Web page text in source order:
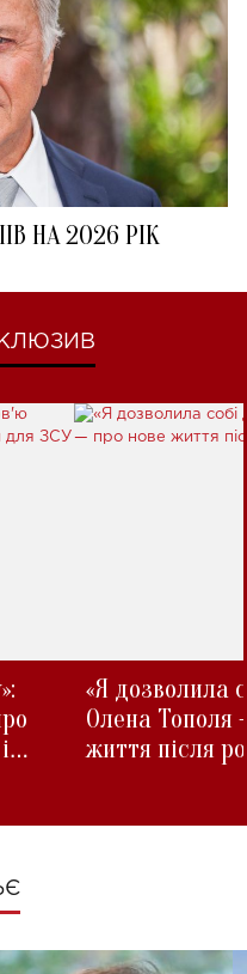
НА 2026 РІК
«Я дозволила
Олена Тополя
життя після